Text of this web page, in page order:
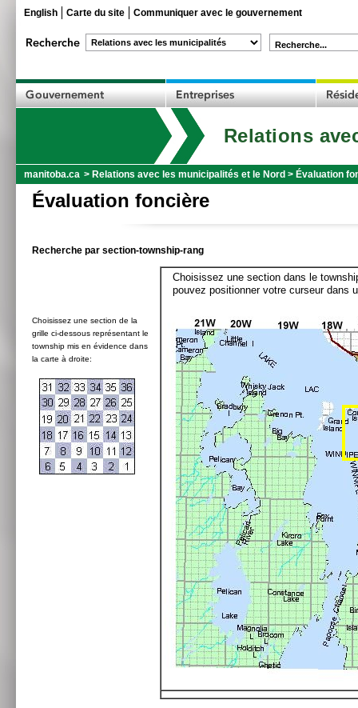
English Carte du site Communiquer avec le gouvernement
Recherche...
Relations
manitoba.ca > Relations avec les municipalités et le Nord > Évaluation
Évaluation foncière
Recherche par section-township-rang
Choisissez une section de la
grille ci-dessous représentant le
township mis en évidence dans
la carte à droite:
Choisissez une section dans le
pouvez positionner votre curseur dans